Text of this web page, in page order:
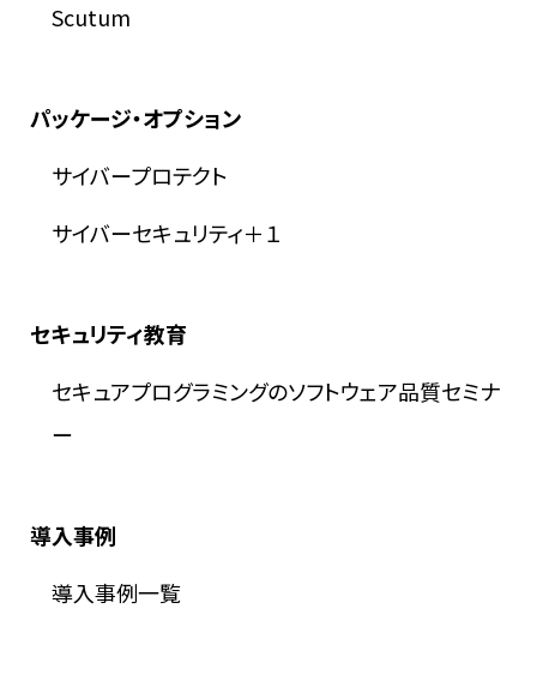
Scutum
パッケージ・オプション
サイバープロテクト
サイバーセキュリティ＋１
セキュリティ教育
セキュアプログラミングのソフトウェア品質セミナ
ー
導入事例
導入事例一覧